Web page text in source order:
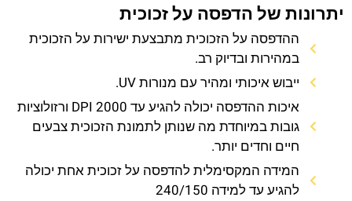
יתרונות של הדפסה על זכוכית
ההדפסה על הזכוכית מתבצעת ישירות על הזכוכית
במהירות ובדיוק רב.
ייבוש איכותי ומהיר עם מנורות UV.
איכות ההדפסה יכולה להגיע עד 2000 DPI ורזולוציות
גובות במיוחדת מה שנותן לתמונת הזכוכית צבעים
חיים וחדים יותר.
המידה המקסימלית להדפסה על זכוכית אחת יכולה
להגיע עד למידה 240/150